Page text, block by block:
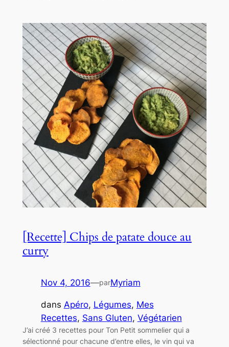
[Recette] Chips de patate douce au
curry
Nov 4, 2016—parMyriam
dans Apéro, Légumes, Mes
Recettes, Sans Gluten, Végétarien
J’ai créé 3 recettes pour Ton Petit sommelier qui a
sélectionné pour chacune d’entre elles, le vin qui va